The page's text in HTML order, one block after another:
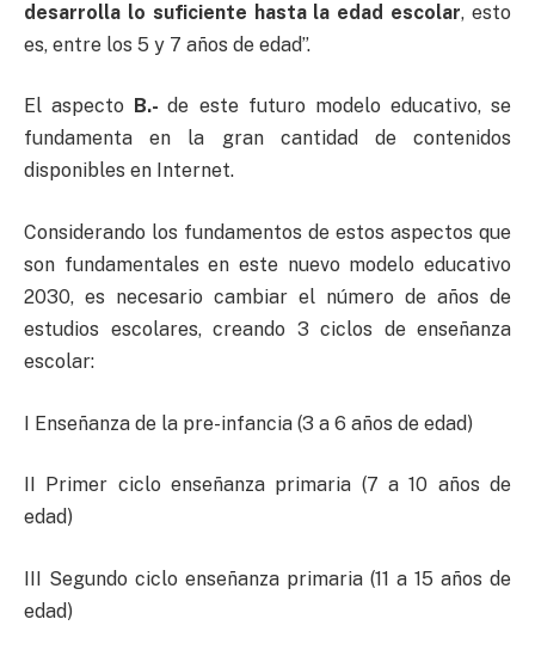
desarrolla lo suficiente hasta la edad escolar, esto
es, entre los 5 y 7 años de edad”.
El aspecto B.-de este futuro modelo educativo, se
fundamenta en la gran cantidad de contenidos
disponibles en Internet.
Considerando los fundamentos de estos aspectos que
son fundamentales en este nuevo modelo educativo
2030, es necesario cambiar el número de años de
estudios escolares, creando 3 ciclos de enseñanza
escolar:
I Enseñanza de la pre-infancia (3 a 6 años de edad)
II Primer ciclo enseñanza primaria (7 a 10 años de
edad)
III Segundo ciclo enseñanza primaria (11 a 15 años de
edad)